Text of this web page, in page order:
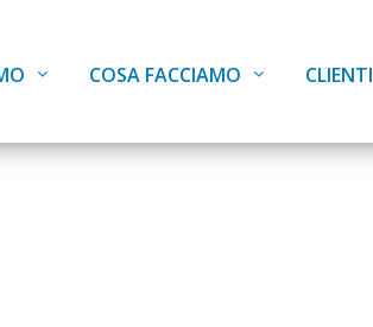
COSA FACCIAMO CLIENTI